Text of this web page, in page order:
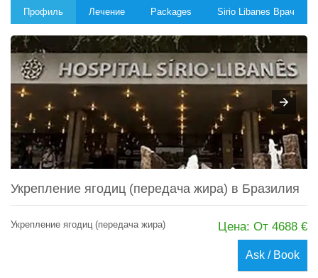
Профиль
Укрепление ягодиц (передача жира) в Бразилия
Укрепление ягодиц (передача жира) Цена: От 4688 €
Ask / Book
Лечение Packages Sirio Libanes Врач